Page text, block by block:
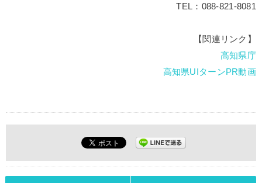
TEL：088-821-8081
【関連リンク】
高知県庁
高知県UIターンPR動画